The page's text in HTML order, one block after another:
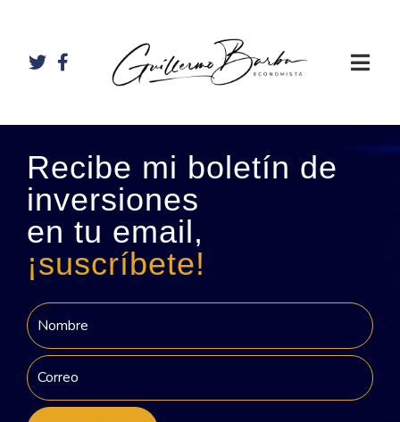
Recibe mi boletín de
inversiones
en tu email,
¡suscríbete!